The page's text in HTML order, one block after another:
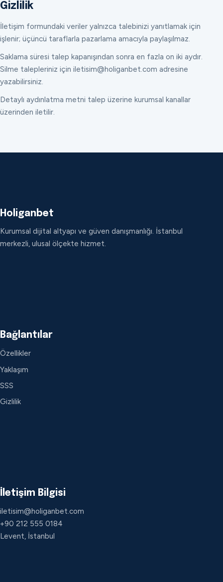
Gizlilik
İletişim formundaki veriler yalnızca talebinizi yanıtlamak için
işlenir; üçüncü taraflarla pazarlama amacıyla paylaşılmaz.
Saklama süresi talep kapanışından sonra en fazla on iki aydır.
Silme talepleriniz için iletisim@holiganbet.com adresine
yazabilirsiniz.
Detaylı aydınlatma metni talep üzerine kurumsal kanallar
üzerinden iletilir.
Holiganbet
Kurumsal dijital altyapı ve güven danışmanlığı. İstanbul
merkezli, ulusal ölçekte hizmet.
Bağlantılar
Özellikler
Yaklaşım
SSS
Gizlilik
İletişim Bilgisi
iletisim@holiganbet.com
+90 212 555 0184
Levent, İstanbul